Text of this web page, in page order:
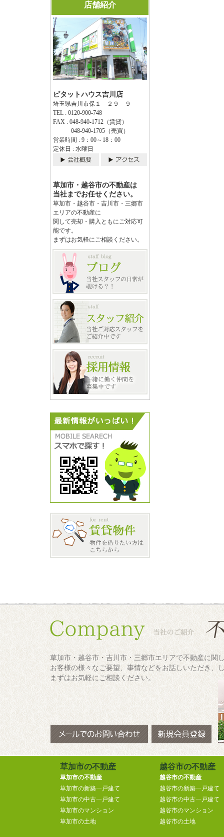
店舗紹介
ピタットハウス吉川店
埼玉県吉川市保１－２９－９
TEL : 0120-900-748
FAX : 048-940-1712（賃貸）
048-940-1705（売買）
営業時間 : 9：00～18：00
定休日 : 水曜日
草加市・越谷市の不動産は
当社までお任せください。
草加市・越谷市・吉川市・三郷市
エリアの不動産に
関して売却・購入ともにご対応可
能です。
まずはお気軽にご相談ください。
草加市・越谷市・吉川市・三郷市エリアで不動産に関
お客様の様々なご要望、事情などをお話しいただき、
まずはお気軽にご相談ください。
草加市の不動産
草加市の不動産
草加市の新築一戸建て
草加市の中古一戸建て
草加市のマンション
草加市の土地
越谷市の不動産
越谷市の不動産
越谷市の新築一戸建て
越谷市の中古一戸建て
越谷市のマンション
越谷市の土地